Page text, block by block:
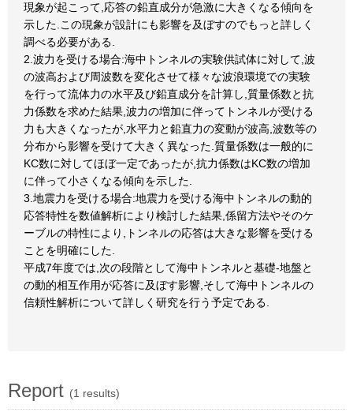
現象が起こって,応答の鉛直成分が急激に大きくなる傾向を
示した.この現象が設計にも影響を及ぼすのでもっと詳しく
調べる必要がある.
2.波力を受ける場合:海中トンネルの実験供試体に対して,波
の波高および周波数を変化させて様々な波浪環境での実験
を行って流体力の水平及び鉛直成分を計算し,質量係数と抗
力係数を求めた結果,波力の増加に伴ってトンネルが受ける
力も大きくなったが,水平力と鉛直力の変動が波高,波数等の
分布から影響を受けて大きく異なった.質量係数は一般的に
KC数に対してほぼ一定であったが,抗力係数はKC数の増加
に伴って小さくなる傾向を示した.
3.地震力を受ける場合:地震力を受ける海中トンネルの動的
応答特性を数値解析により検討した結果,係留方法やそのケ
ーブルの特性により,トンネルの応答は大きな影響を受ける
ことを明確にした.
平成7年度では,次の段階として海中トンネルと基礎-地盤と
の動的相互作用が応答に及ぼす影響,そして海中トンネルの
信頼性解析について詳しく研究を行う予定である.
Report (1 results)